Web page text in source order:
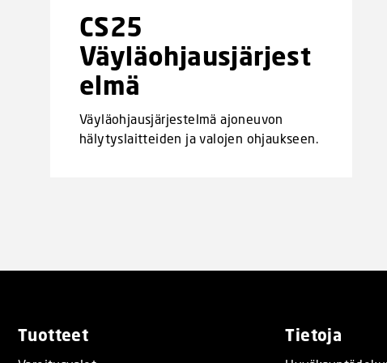
CS25
Väyläohjausjärjest
elmä
Väyläohjausjärjestelmä ajoneuvon
hälytyslaitteiden ja valojen ohjaukseen.
Tuotteet Tietoja